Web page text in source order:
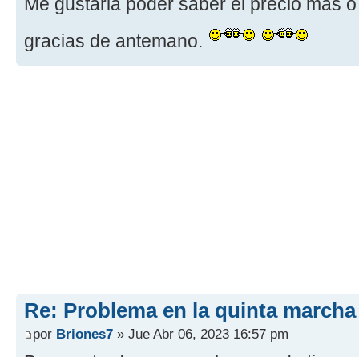
gracias de antemano.
Re: Problema en la quinta marcha
por Briones7 » Jue Abr 06, 2023 16:57 pm